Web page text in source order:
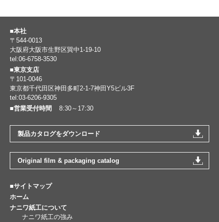
■本社
〒544-0013
大阪府大阪市生野区巽中1-19-10
tel:06-6758-3530
■東京支店
〒101-0046
東京都千代田区神田多町2-1-7神田Y5ビル3F
tel:03-6206-9305
■営業受付時間
8:30～17:30
製品カタログをダウンロード
Original film & packaging catalog
■サイトマップ
ホーム
ナニワ紙工について
ナニワ紙工の強み